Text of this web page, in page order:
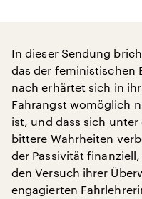
In dieser Sendung
das der feministischen
nach erhärtet sich in
Fahrangst womöglich
ist, und dass sich
bittere Wahrheiten
der Passivität
den Versuch ihrer
engagierten